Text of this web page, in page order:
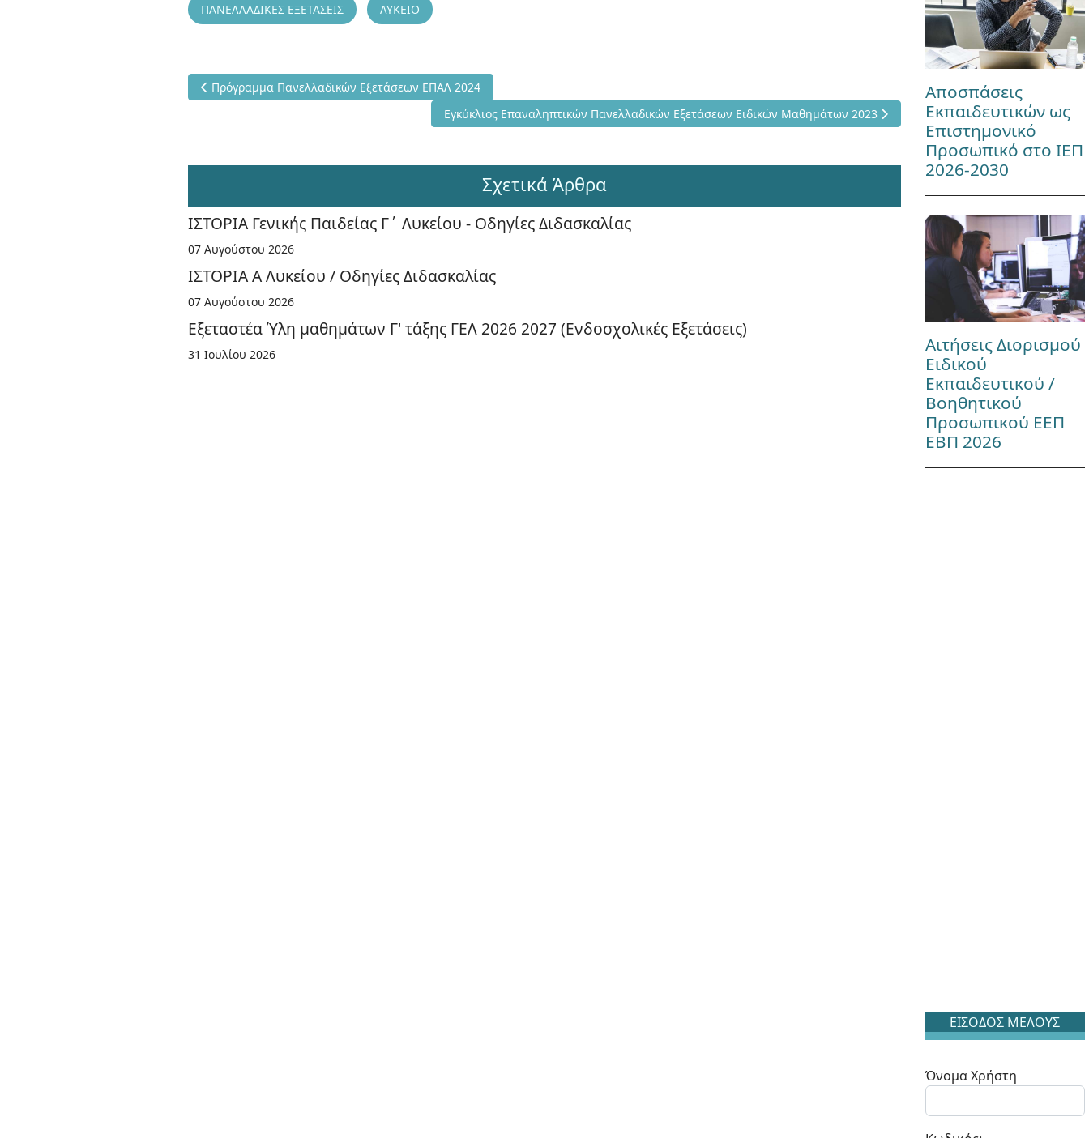
ΠΑΝΕΛΛΑΔΙΚΕΣ ΕΞΕΤΑΣΕΙΣ ΛΥΚΕΙΟ
Προηγούμενο άρθρο: Πρόγραμμα Πανελλαδικών Εξετάσεων ΕΠΑΛ 2024
Πρόγραμμα Πανελλαδικών Εξετάσεων ΕΠΑΛ 2024
Επόμενο άρθρο: Εγκύκλιος Επαναληπτικών Πανελλαδικών Εξετάσεων Ειδικών Μαθημάτων 2023
Εγκύκλιος Επαναληπτικών Πανελλαδικών Εξετάσεων Ειδικών Μαθημάτων 2023
Σχετικά Άρθρα
ΙΣΤΟΡΙΑ Γενικής Παιδείας Γ΄ Λυκείου - Οδηγίες Διδασκαλίας
07 Αυγούστου 2026
ΙΣΤΟΡΙΑ Α Λυκείου / Οδηγίες Διδασκαλίας
07 Αυγούστου 2026
Εξεταστέα Ύλη μαθημάτων Γ' τάξης ΓΕΛ 2026 2027 (Ενδοσχολικές Εξετάσεις)
31 Ιουλίου 2026
Αποσπάσεις
Εκπαιδευτικών ως
Επιστημονικό
Προσωπικό στο ΙΕΠ
2026-2030
Αιτήσεις Διορισμού
Ειδικού
Εκπαιδευτικού /
Βοηθητικού
Προσωπικού ΕΕΠ
ΕΒΠ 2026
ΕΙΣΟΔΟΣ ΜΕΛΟΥΣ
Όνομα Χρήστη